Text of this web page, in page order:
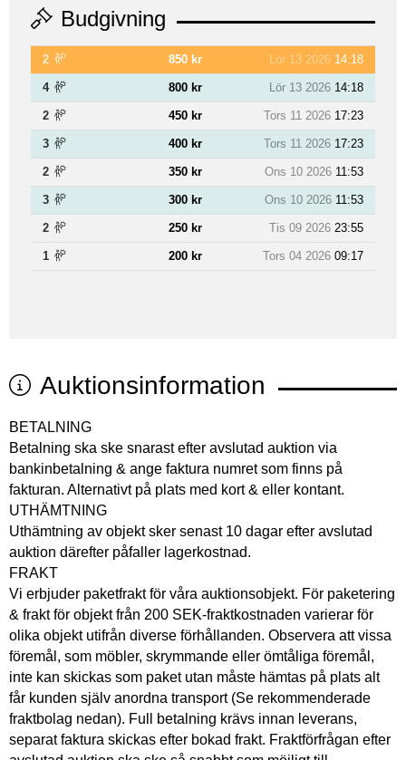
Budgivning
2 850 kr Lör 13 2026 14:18
4 800 kr Lör 13 2026 14:18
2 450 kr Tors 11 2026 17:23
3 400 kr Tors 11 2026 17:23
2 350 kr Ons 10 2026 11:53
3 300 kr Ons 10 2026 11:53
2 250 kr Tis 09 2026 23:55
1 200 kr Tors 04 2026 09:17
Auktionsinformation
BETALNING
Betalning ska ske snarast efter avslutad auktion via
bankinbetalning & ange faktura numret som finns på
fakturan. Alternativt på plats med kort & eller kontant.
UTHÄMTNING
Uthämtning av objekt sker senast 10 dagar efter avslutad
auktion därefter påfaller lagerkostnad.
FRAKT
Vi erbjuder paketfrakt för våra auktionsobjekt. För paketering
& frakt för objekt från 200 SEK-fraktkostnaden varierar för
olika objekt utifrån diverse förhållanden. Observera att vissa
föremål, som möbler, skrymmande eller ömtåliga föremål,
inte kan skickas som paket utan måste hämtas på plats alt
får kunden själv anordna transport (Se rekommenderade
fraktbolag nedan). Full betalning krävs innan leverans,
separat faktura skickas efter bokad frakt. Fraktförfrågan efter